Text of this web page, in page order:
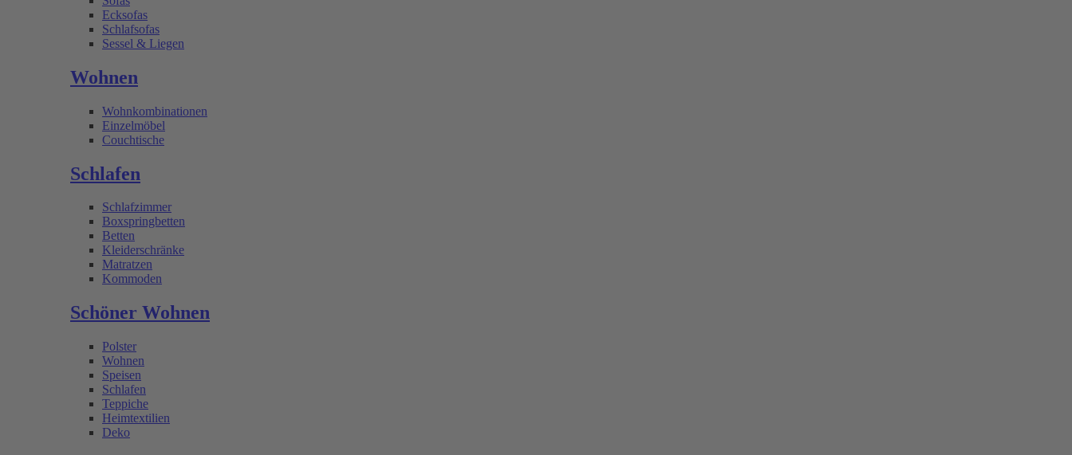
Ecksofas
Schlafsofas
Sessel & Liegen
Wohnen
Wohnkombinationen
Einzelmöbel
Couchtische
Schlafen
Schlafzimmer
Boxspringbetten
Betten
Kleiderschränke
Matratzen
Kommoden
Schöner Wohnen
Polster
Wohnen
Speisen
Schlafen
Teppiche
Heimtextilien
Deko